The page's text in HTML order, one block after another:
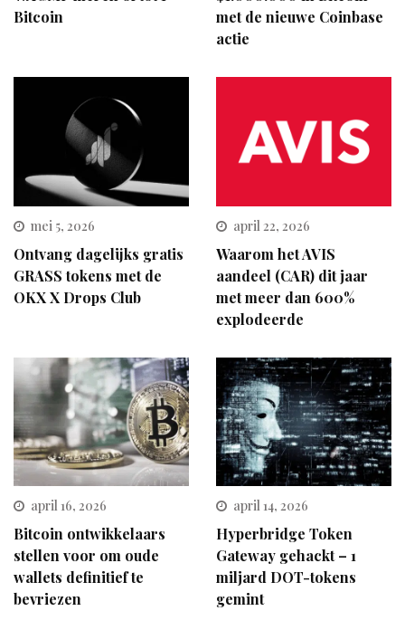
Bitcoin
met de nieuwe Coinbase
actie
mei 5, 2026
Ontvang dagelijks gratis
GRASS tokens met de
OKX X Drops Club
april 22, 2026
Waarom het AVIS
aandeel (CAR) dit jaar
met meer dan 600%
explodeerde
april 16, 2026
Bitcoin ontwikkelaars
stellen voor om oude
wallets definitief te
bevriezen
april 14, 2026
Hyperbridge Token
Gateway gehackt – 1
miljard DOT-tokens
gemint